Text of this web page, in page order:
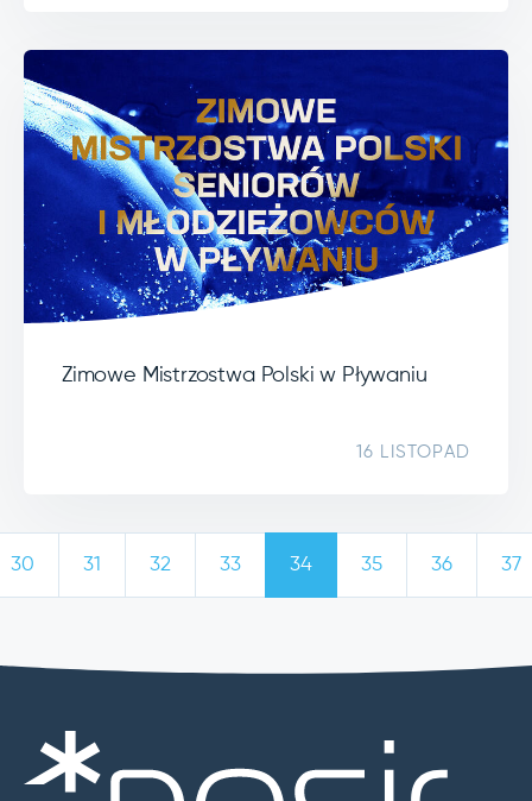
Zimowe Mistrzostwa Polski w Pływaniu
16 LISTOPAD
30 31 32 33 34 35 36 37